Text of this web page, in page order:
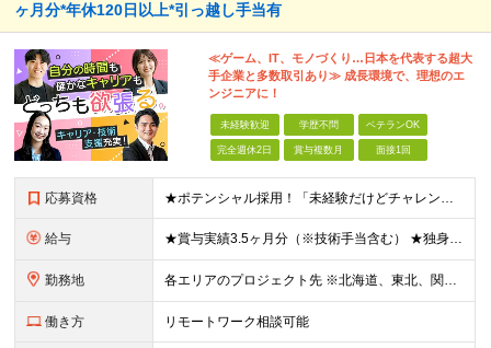
ヶ月分*年休120日以上*引っ越し手当有
≪ゲーム、IT、モノづくり…日本を代表する超大
手企業と多数取引あり≫ 成長環境で、理想のエ
ンジニアに！
未経験歓迎 学歴不問 ベテランOK
完全週休2日 賞与複数月 面接1回
応募資格 ★ポテンシャル採用！「未経験だけどチャレンジしたい」方は歓迎！ ◆学歴不問 ◆未経験・第二新卒歓迎 ◆ブランクOK ★何らかの開発・設計の経験をお持ちの方は優遇します！ 【特別な知識・スキルは必要
給与 ★賞与実績3.5ヶ月分（※技術手当含む） ★独身寮│寮費手当│引っ越し手当あり ★月給26万円も可能！ 【実務経験者】※前職の給与、経験、スキルをもとに決定 ・月給21万円～60万円＋時間外手当全
勤務地 各エリアのプロジェクト先 ※北海道、東北、関東、北信越、東海、関西、四国、中国、九州の各エリアから希望勤務地をお聞かせください。 ※転勤を伴わない エリア限定採用枠あり。U・Iターンも歓迎です！ ※プ
働き方 リモートワーク相談可能